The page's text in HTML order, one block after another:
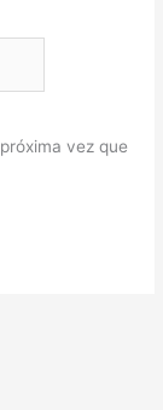
vez que